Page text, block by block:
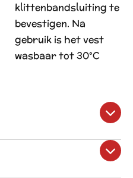
klittenbandsluiting te
bevestigen. Na
gebruik is het vest
wasbaar tot 30°C